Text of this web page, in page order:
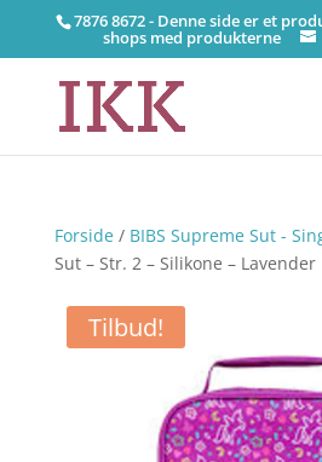
7876 8672 - Denne side er et
shops med produkterne
Forside/ BIBS Supreme Sut -
Sut – Str. 2 – Silikone – Lavender
Tilbud!